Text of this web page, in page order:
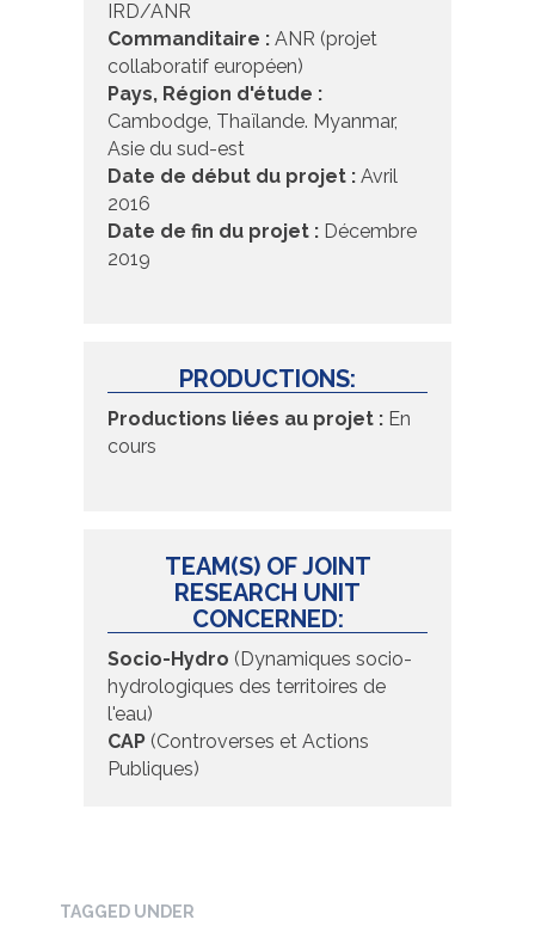
IRD/ANR
Commanditaire : ANR (projet
collaboratif européen)
Pays, Région d'étude :
Cambodge, Thaïlande. Myanmar,
Asie du sud-est
Date de début du projet : Avril
2016
Date de fin du projet : Décembre
2019
PRODUCTIONS:
Productions liées au projet : En
cours
TEAM(S) OF JOINT
RESEARCH UNIT
CONCERNED:
Socio-Hydro (Dynamiques socio-
hydrologiques des territoires de
l'eau)
CAP (Controverses et Actions
Publiques)
TAGGED UNDER